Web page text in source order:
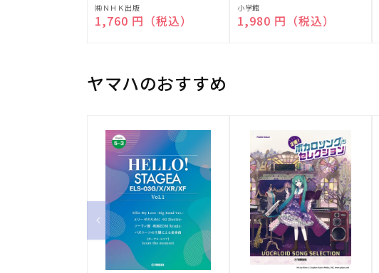
販
売
㈱ＮＨＫ出版
通常価格
1,760 円（税込）
販
売
小学館
通常価格
1,980 円（税込）
ヤマハのおすすめ